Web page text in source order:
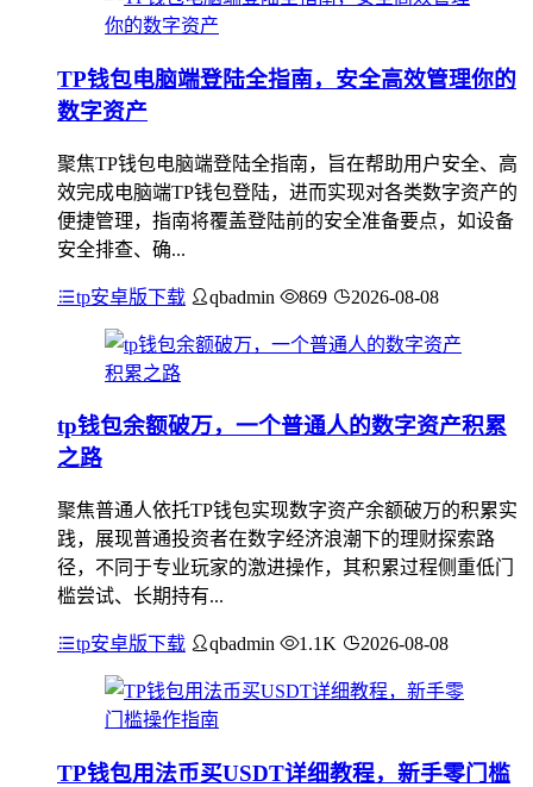
TP钱包电脑端登陆全指南，安全高效管理你的
数字资产
聚焦TP钱包电脑端登陆全指南，旨在帮助用户安全、高
效完成电脑端TP钱包登陆，进而实现对各类数字资产的
便捷管理，指南将覆盖登陆前的安全准备要点，如设备
安全排查、确...
tp安卓版下载 qbadmin 869 2026-08-08
tp钱包余额破万，一个普通人的数字资产积累
之路
聚焦普通人依托TP钱包实现数字资产余额破万的积累实
践，展现普通投资者在数字经济浪潮下的理财探索路
径，不同于专业玩家的激进操作，其积累过程侧重低门
槛尝试、长期持有...
tp安卓版下载 qbadmin 1.1K 2026-08-08
TP钱包用法币买USDT详细教程，新手零门槛